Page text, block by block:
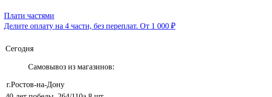
Плати частями
Делите оплату на 4 части, без переплат. От 1 000 ₽
Сегодня
Самовывоз из магазинов:
г.Ростов-на-Дону